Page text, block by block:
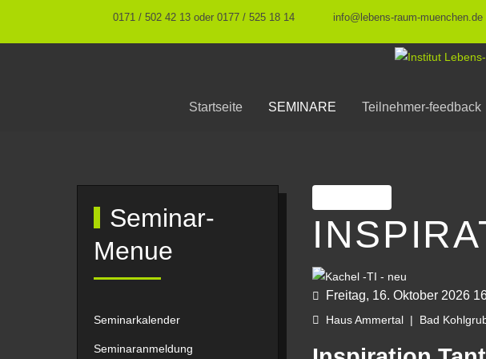
0171 / 502 42 13 oder 0177 / 525 18 14 info@lebens-raum-muenchen.de
Startseite SEMINARE Teilnehmer-feedback
Seminar-
Menue
Seminarkalender
Seminaranmeldung
Freitag, 16. Oktober 2026
Haus Ammertal | Bad